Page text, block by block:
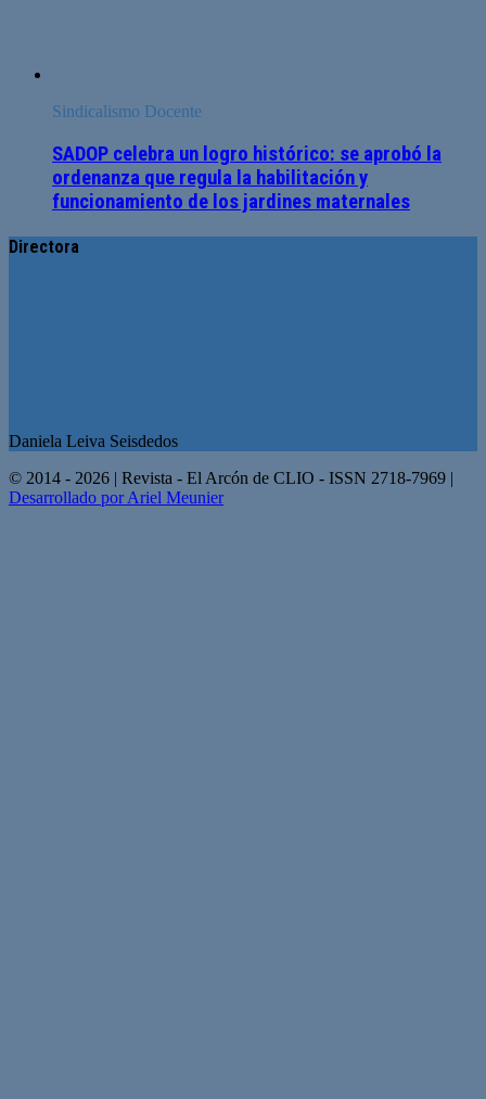
Sindicalismo Docente
SADOP celebra un logro histórico: se aprobó la
ordenanza que regula la habilitación y
funcionamiento de los jardines maternales
Directora
Daniela Leiva Seisdedos
© 2014 - 2026 | Revista - El Arcón de CLIO - ISSN 2718-7969 |
Desarrollado por Ariel Meunier